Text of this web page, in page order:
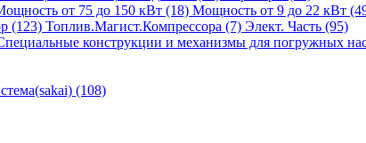
от 75 до 150 кВт (18) Мощность от 9 до 22 кВт
(123) Топлив.Магист.Компрессора (7) Элект. Часть (95)
конструкции и механизмы для погружных
(108)